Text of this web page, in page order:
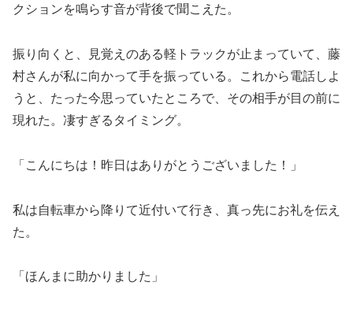
クションを鳴らす音が背後で聞こえた。
振り向くと、見覚えのある軽トラックが止まっていて、藤
村さんが私に向かって手を振っている。これから電話しよ
うと、たった今思っていたところで、その相手が目の前に
現れた。凄すぎるタイミング。
「こんにちは！昨日はありがとうございました！」
私は自転車から降りて近付いて行き、真っ先にお礼を伝え
た。
「ほんまに助かりました」